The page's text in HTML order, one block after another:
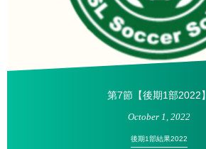
第7節【後期1部2022】
October 1 , 2022
後期1部結果2022